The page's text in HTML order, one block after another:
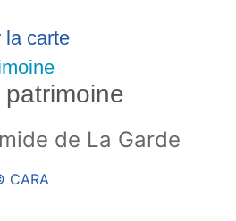
de La Garde